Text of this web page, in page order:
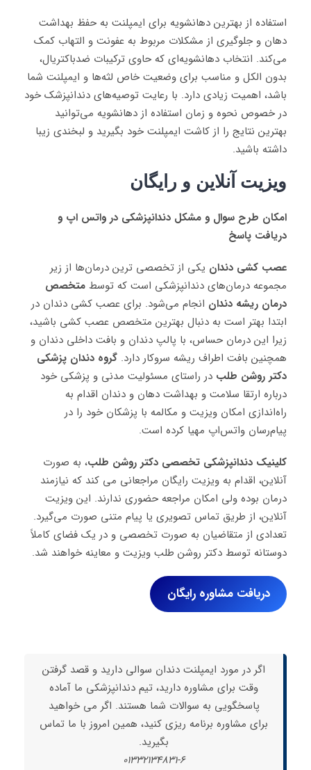
استفاده از بهترین دهانشویه برای ایمپلنت به حفظ بهداشت
دهان و جلوگیری از مشکلات مربوط به عفونت و التهاب کمک
می‌کند. انتخاب دهانشویه‌ای که حاوی ترکیبات ضدباکتریال،
بدون الکل و مناسب برای وضعیت خاص لثه‌ها و ایمپلنت شما
باشد، اهمیت زیادی دارد. با رعایت توصیه‌های دندانپزشک خود
در خصوص نحوه و زمان استفاده از دهانشویه می‌توانید
بهترین نتایج را از کاشت ایمپلنت خود بگیرید و لبخندی زیبا
داشته باشید.
ویزیت آنلاین و رایگان
امکان طرح سوال و مشکل دندانپزشکی در واتس اپ و
دریافت پاسخ
عصب کشی دندان یکی از تخصصی ترین درمان‌ها از زیر
مجموعه درمان‌های دندانپزشکی است که توسط متخصص
درمان ریشه دندان انجام می‌شود. برای عصب کشی دندان در
ابتدا بهتر است به دنبال بهترین متخصص عصب کشی باشید،
زیرا این درمان حساس، با پالپ دندان و بافت داخلی دندان و
همچنین بافت اطراف ریشه سروکار دارد. گروه دندان پزشکی
دکتر روشن طلب در راستای مسئولیت مدنی و پزشکی خود
درباره ارتقا سلامت و بهداشت دهان و دندان اقدام به
راه‌اندازی امکان ویزیت و مکالمه با پزشکان خود را در
پیام‌رسان واتس‌اپ مهیا کرده است.
کلینیک دندانپزشکی تخصصی دکتر روشن طلب، به صورت
آنلاین، اقدام به ویزیت رایگان مراجعانی می کند که نیازمند
درمان بوده ولی امکان مراجعه حضوری ندارند. این ویزیت
آنلاین، از طریق تماس تصویری یا پیام متنی صورت می‌گیرد.
تعدادی از متقاضیان به صورت تخصصی و در یک فضای کاملاً
دوستانه توسط دکتر روشن طلب ویزیت و معاینه خواهند شد.
دریافت مشاوره رایگان
اگر در مورد ایمپلنت دندان سوالی دارید و قصد گرفتن
وقت برای مشاوره دارید، تیم دندانپزشکی ما آماده
پاسخگویی به سوالات شما هستند. اگر می خواهید
برای مشاوره برنامه ریزی کنید، همین امروز با ما تماس
بگیرید.
01332134831-6